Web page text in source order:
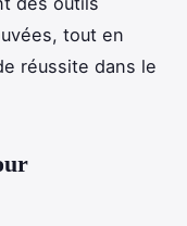
tout en
réussite dans le